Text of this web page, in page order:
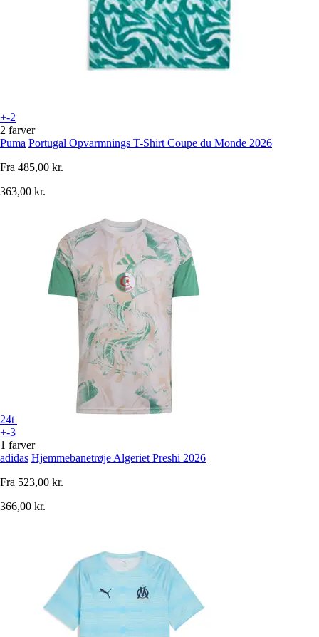
+-2
2 farver
Puma Portugal Opvarmnings T-Shirt Coupe du Monde 2026
Fra 485,00 kr.
363,00 kr.
24t
+-3
1 farver
adidas Hjemmebanetrøje Algeriet Preshi 2026
Fra 523,00 kr.
366,00 kr.